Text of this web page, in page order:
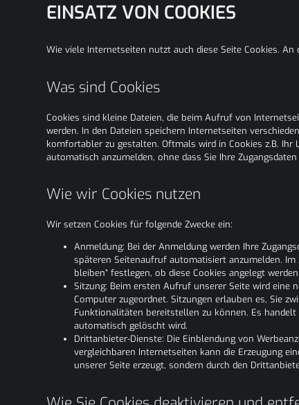
EINSATZ VON COOKIES
Wie viele Internetseiten nutzt auch diese Seite Cookies.
Was sind Cookies
Cookies sind kleine Dateien, die beim Aufruf von
werden. In den Dateien speichern Internetseiten
komfortabler zu gestalten. Oftmals wird in Cookies z.B.
automatisch anzumelden, ohne dass Sie Ihre
Wie wir Cookies nutzen
Wir setzen Cookies für folgende Zwecke ein:
Anmeldung: Bei der Anmeldung werden Ihre
späteren Seitenaufruf automatisiert anzumelden.
bleiben“ festlegen, ob diese Cookies angelegt
Sitzung: Beim ersten Aufruf unserer Seite wird eine
Computer zugeordnet. Sitzungen erlauben es, Sie
Funktionalitäten bereitstellen zu können. Es
automatisch gelöscht wird.
Drittanbieter-Dienste: Die Einblendung von
vergleichbaren Internetseiten kann die Erzeugung
unserer Seite erzeugt, sondern durch den